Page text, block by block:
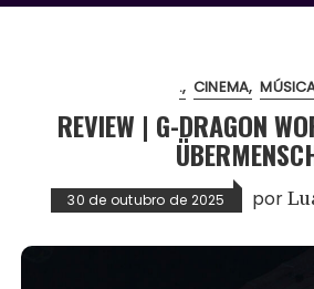
. CINEMA
REVIEW | G-DRAGON
30 de outubro de 2025 por